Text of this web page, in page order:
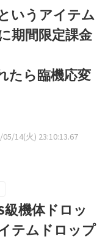
いうアイテム
期間限定課金
たら臨機応変
05/14(火) 23:10:13.67
機体ドロッ
テムドロップ